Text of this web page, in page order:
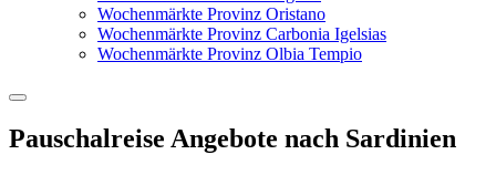
Wochenmärkte Provinz Oristano
Wochenmärkte Provinz Carbonia Igelsias
Wochenmärkte Provinz Olbia Tempio
Pauschalreise Angebote nach Sardinien